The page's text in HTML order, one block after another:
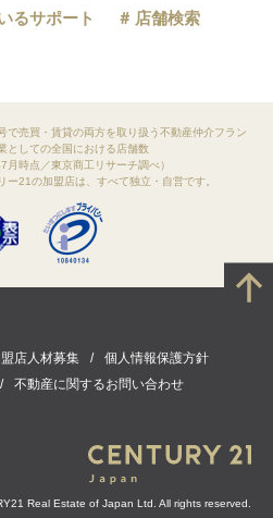
るサポート
店舗検索
で売買・賃貸の両方を取り扱う不動産仲介フラン
としての全国における店舗数
7月時点／東京商工リサーチ調べ）
ー21の加盟店は、すべて独立・自営です。
店人材募集
個人情報保護方針
不動産に関するお問い合わせ
Real Estate of Japan Ltd. All rights reserved.